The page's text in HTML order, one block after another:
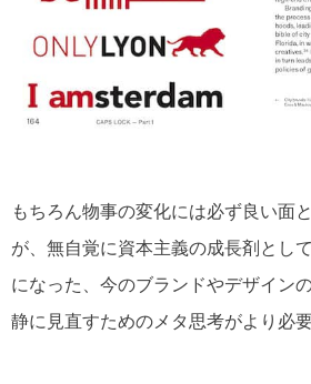
もちろん物事の変化には必ず良い面
が、無自覚に資本主義の成長剤とし
になった、今のブランドやデザイン
静に見直すためのメタ思考がより必